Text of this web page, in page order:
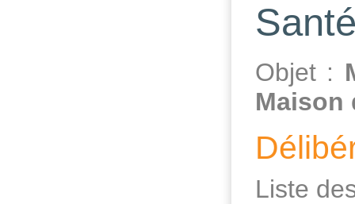
Objet :
Maison
Liste